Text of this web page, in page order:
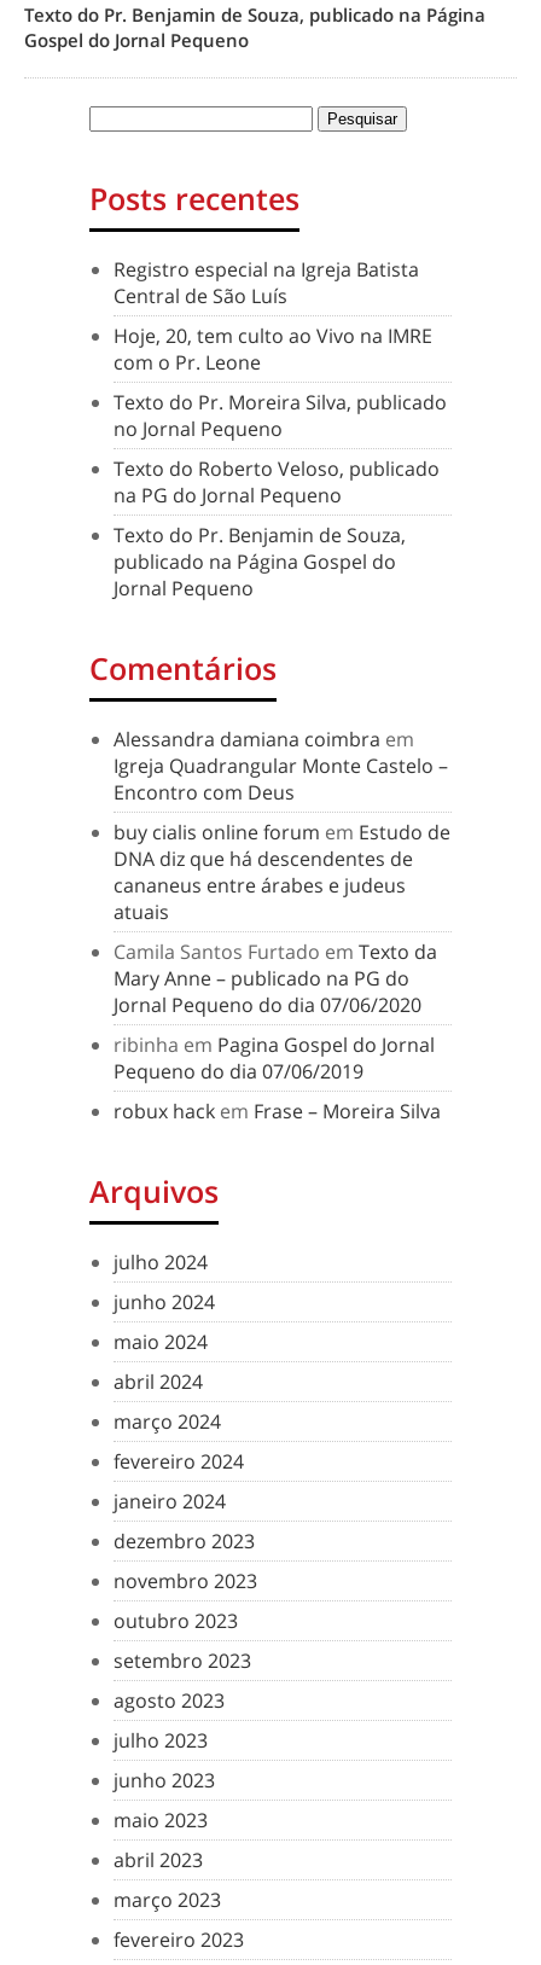
Texto do Pr. Benjamin de Souza, publicado na Página
Gospel do Jornal Pequeno
Posts recentes
Registro especial na Igreja Batista
Central de São Luís
Hoje, 20, tem culto ao Vivo na IMRE
com o Pr. Leone
Texto do Pr. Moreira Silva, publicado
no Jornal Pequeno
Texto do Roberto Veloso, publicado
na PG do Jornal Pequeno
Texto do Pr. Benjamin de Souza,
publicado na Página Gospel do
Jornal Pequeno
Comentários
Alessandra damiana coimbra em
Igreja Quadrangular Monte Castelo –
Encontro com Deus
buy cialis online forum em Estudo de
DNA diz que há descendentes de
cananeus entre árabes e judeus
atuais
Camila Santos Furtado em Texto da
Mary Anne – publicado na PG do
Jornal Pequeno do dia 07/06/2020
ribinha em Pagina Gospel do Jornal
Pequeno do dia 07/06/2019
robux hack em Frase – Moreira Silva
Arquivos
julho 2024
junho 2024
maio 2024
abril 2024
março 2024
fevereiro 2024
janeiro 2024
dezembro 2023
novembro 2023
outubro 2023
setembro 2023
agosto 2023
julho 2023
junho 2023
maio 2023
abril 2023
março 2023
fevereiro 2023